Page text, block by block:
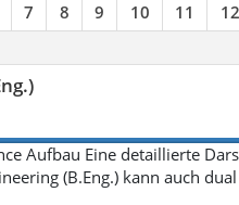
7 8 9 10 11 12
Aufbau Eine detaillierte
(B.Eng.) kann auch